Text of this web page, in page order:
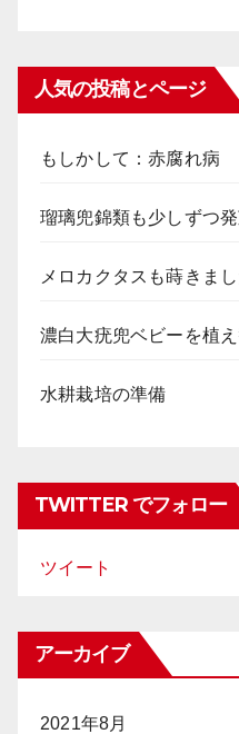
人気の投稿とページ
もしかして：赤腐れ病
瑠璃兜錦類も少しずつ
メロカクタスも蒔きま
濃白大疣兜ベビーを植え
水耕栽培の準備
TWITTER でフォロー
ツイート
アーカイブ
2021年8月